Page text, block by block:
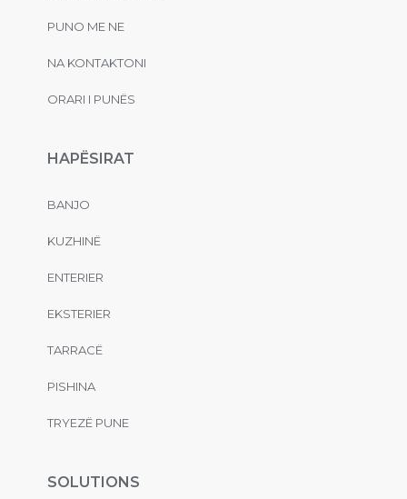
PUNO ME NE
NA KONTAKTONI
ORARI I PUNËS
HAPËSIRAT
BANJO
KUZHINË
ENTERIER
EKSTERIER
TARRACË
PISHINA
TRYEZË PUNE
SOLUTIONS